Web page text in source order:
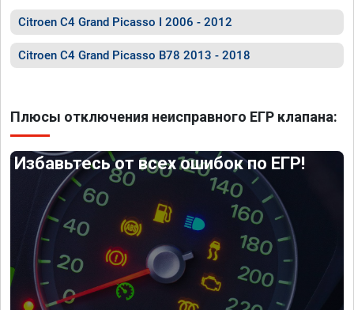
Citroen C4 Grand Picasso I 2006 - 2012
Citroen C4 Grand Picasso B78 2013 - 2018
Плюсы отключения неисправного ЕГР клапана:
Избавьтесь от всех ошибок по ЕГР!